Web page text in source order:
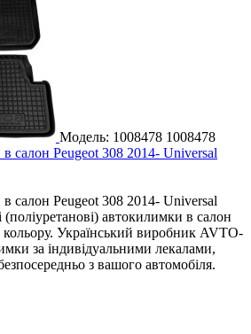
Модель: 1008478 1008478
салон Peugeot 308 2014- Universal
салон Peugeot 308 2014- Universal
автокилимки в салон
Український виробник AVTO-
за індивідуальними лекалами,
з вашого автомобіля.